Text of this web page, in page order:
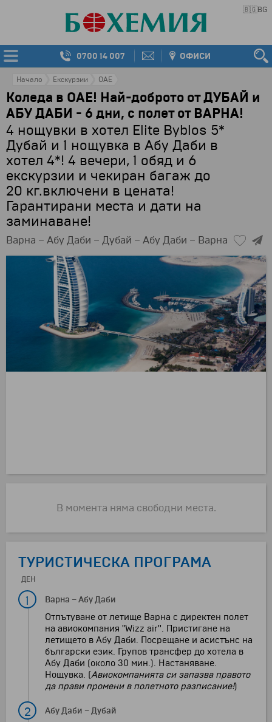
🇧🇬BG
0700 14 007 ОФИСИ
Начало Екскурзии ОАЕ
Коледа в ОАЕ! Най-доброто от ДУБАЙ и
АБУ ДАБИ - 6 дни, с полет от ВАРНА!
4 нощувки в хотел Elite Byblos 5*
Дубай и 1 нощувка в Абу Даби в
хотел 4*! 4 вечери, 1 обяд и 6
екскурзии и чекиран багаж до
20 кг.включени в цената!
Гарантирани места и дати на
заминаване!
Варна – Абу Даби – Дубай – Абу Даби – Варна
В момента няма свободни места.
ТУРИСТИЧЕСКА ПРОГРАМА
ДЕН
1 Варна –Абу Даби
Отпътуване от летище Варна с директен полет
на авиокомпания "Wizz air''. Пристигане на
летището в Абу Даби. Посрещане и асистънс на
български език. Групов трансфер до хотела в
Абу Даби (около 30 мин.). Настаняване.
Нощувка. (Авиокомпанията си запазва правото
да прави промени в полетното разписание!)
2 Абу Даби –Дубай